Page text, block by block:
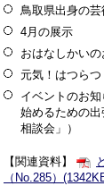
鳥取県出身の
4月の展示
おはなしかい
元気！はつら
イベントのお
始めるための
相談会」）
【関連資料】
（No.285）